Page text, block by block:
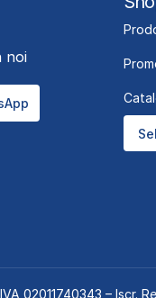
noi
02011740343 – Iscr.